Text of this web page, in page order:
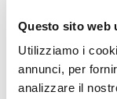
Questo sito web
Utilizziamo i
annunci, per
analizzare il